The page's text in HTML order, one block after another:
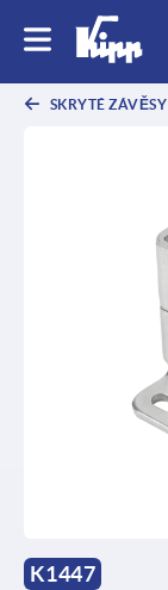
SKRYTÉ ZÁVĚSY
K1447